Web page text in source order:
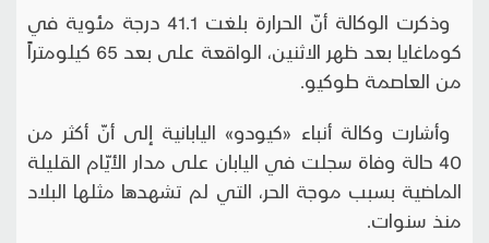
وذكرت الوكالة أنّ الحرارة بلغت 41.1 درجة مئوية في
كوماغايا بعد ظهر الاثنين، الواقعة على بعد 65 كيلومتراً
من العاصمة طوكيو.
وأشارت وكالة أنباء «كيودو» اليابانية إلى أنّ أكثر من
40 حالة وفاة سجلت في اليابان على مدار الأيّام القليلة
الماضية بسبب موجة الحر، التي لم تشهدها مثلها البلاد
منذ سنوات.